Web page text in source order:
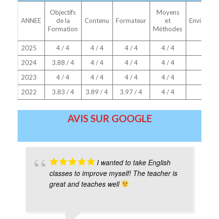
ANNEE
Objectifs
de la
Formation
Contenu Formateur
Moyens
et
Méthodes
2025 4 / 4 4 / 4 4 / 4 4 / 4
2024
3.88 / 4 4 / 4 4 / 4 4 / 4
2023
4 / 4 4 / 4 4 / 4 4 / 4
2022
3.83 / 4 3.89 / 4 3.97 / 4 4 / 4
AVIS SUR GOOGLE
I wanted to take English
classes to improve myself! The teacher is
great and teaches well